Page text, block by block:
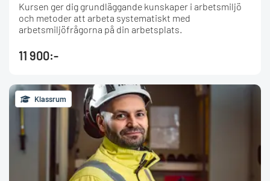
Kursen ger dig grundläggande kunskaper i arbetsmiljö
och metoder att arbeta systematiskt med
arbetsmiljöfrågorna på din arbetsplats.
11 900:-
Klassrum